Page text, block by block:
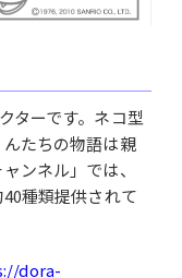
ターです。ネコ型
たちの物語は親
ンネル」では、
種類提供されて
dora-